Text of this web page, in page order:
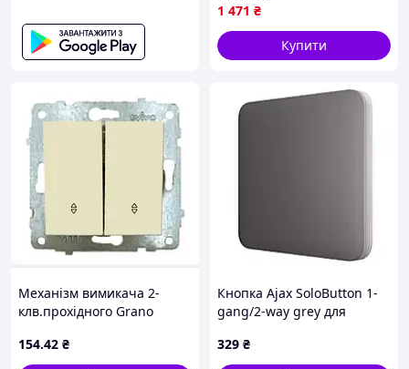
1 471 ₴
Купити
Механізм вимикача 2-
клв.прохідного Grano
154.42 ₴
Кнопка Ajax SoloButton 1-
gang/2-way grey для
прохідного вимикача
329 ₴